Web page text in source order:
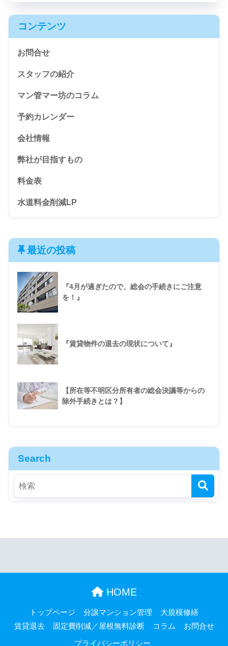
コンテンツ
お問合せ
スタッフの紹介
マン管マー坊のコラム
予約カレンダー
会社情報
弊社が目指すもの
料金表
水道料金削減LP
最近の投稿
『4月が過ぎたので、総会の手続きにご注意
を！』
『賃貸物件の退去の現状について』
【所在等不明区分所有者の総会決議等からの
除外手続きとは？】
Search
HOME
トップページ 分譲マンション管理
大規模修繕
賃貸退去
固定費削減／屋根無料診断 コラム お問合せ
プライバシーポリシー